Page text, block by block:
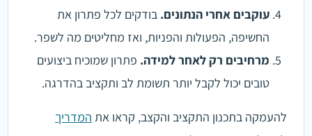
עוקבים אחרי הנתונים. בודקים לכל פתרון את
החשיפה, הפעולות והפניות, ואז מחליטים מה לשפר.
מרחיבים רק לאחר למידה. פתרון שמוכיח ביצועים
טובים יכול לקבל יותר תשומת לב ותקציב בהדרגה.
להעמקה בתכנון התקציב והקצב, קראו את המדריך